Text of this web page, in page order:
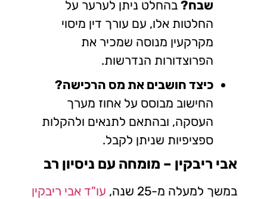
שבח? בהחלט ניתן לערער על
החלטות אלו, עם עורך דין מיסוי
מקרקעין מנוסה שמכיר את
הפרוצדורות הנדרשות.
כיצד חושבים את מס הרכישה?
החישוב מבוסס על אחוז מערך
העסקה, ובהתאם לתנאים ולהקלות
ספציפיות שניתן לקבל.
אבי ריבקין – מומחה עם ניסיון רב
במשך למעלה מ-25 שנה,
עו"ד אבי ריבקין